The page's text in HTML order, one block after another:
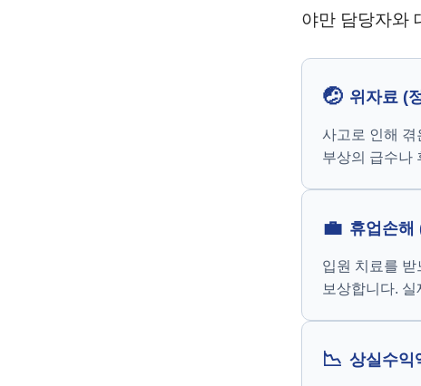
야만 담당자와
🤕 위자료 (
사고로 인해 겪
부상의 급수나
💼 휴업손해
입원 치료를
보상합니다.
📉 상실수익